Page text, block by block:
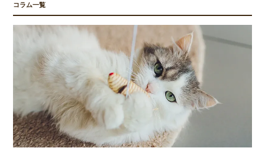
コラム一覧